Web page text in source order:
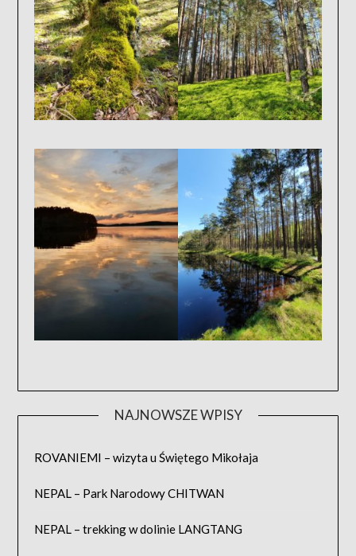
NAJNOWSZE WPISY
ROVANIEMI – wizyta u Świętego Mikołaja
NEPAL – Park Narodowy CHITWAN
NEPAL – trekking w dolinie LANGTANG